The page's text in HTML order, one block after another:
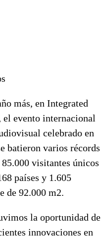
más, en Integrated
el evento internacional
celebrado en
batieron varios récords
visitantes únicos
países y 1.605
de 92.000 m2.
la oportunidad de
innovaciones en